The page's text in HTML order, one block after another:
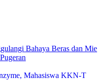
Bahaya Beras dan Mie